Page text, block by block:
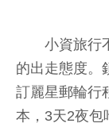
小資旅行不
的出走態度。
訂麗星郵輪行
本，3天2夜包